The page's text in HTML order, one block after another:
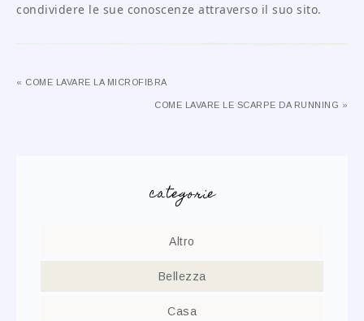
condividere le sue conoscenze attraverso il suo sito.
« COME LAVARE LA MICROFIBRA
COME LAVARE LE SCARPE DA RUNNING »
categorie
Altro
Bellezza
Casa